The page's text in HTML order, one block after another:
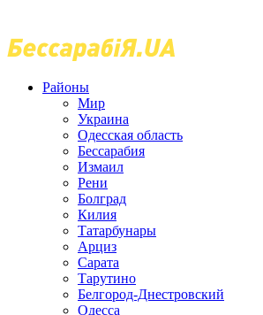
Районы
Мир
Украина
Одесская область
Бессарабия
Измаил
Рени
Болград
Килия
Татарбунары
Арциз
Сарата
Тарутино
Белгород-Днестровский
Одесса